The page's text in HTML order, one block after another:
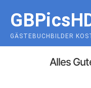
content
GÄSTEBUCHBILDER
Alles